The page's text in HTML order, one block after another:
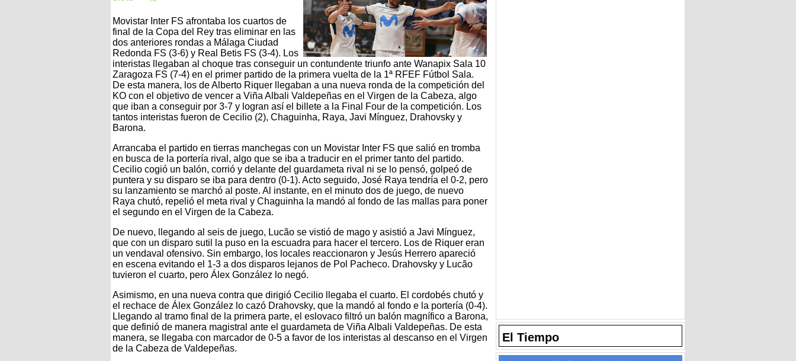
Movistar Inter FS afrontaba los cuartos de
final de la Copa del Rey tras eliminar en las
dos anteriores rondas a Málaga Ciudad
Redonda FS (3-6) y Real Betis FS (3-4). Los
interistas llegaban al choque tras conseguir un contundente triunfo ante Wanapix Sala 10
Zaragoza FS (7-4) en el primer partido de la primera vuelta de la 1ª RFEF Fútbol Sala.
De esta manera, los de Alberto Riquer llegaban a una nueva ronda de la competición del
KO con el objetivo de vencer a Viña Albali Valdepeñas en el Virgen de la Cabeza, algo
que iban a conseguir por 3-7 y logran así el billete a la Final Four de la competición. Los
tantos interistas fueron de Cecilio (2), Chaguinha, Raya, Javi Mínguez, Drahovsky y
Barona.
Arrancaba el partido en tierras manchegas con un Movistar Inter FS que salió en tromba
en busca de la portería rival, algo que se iba a traducir en el primer tanto del partido.
Cecilio cogió un balón, corrió y delante del guardameta rival ni se lo pensó, golpeó de
puntera y su disparo se iba para dentro (0-1). Acto seguido, José Raya tendría el 0-2, pero
su lanzamiento se marchó al poste. Al instante, en el minuto dos de juego, de nuevo
Raya chutó, repelió el meta rival y Chaguinha la mandó al fondo de las mallas para poner
el segundo en el Virgen de la Cabeza.
De nuevo, llegando al seis de juego, Lucão se vistió de mago y asistió a Javi Mínguez,
que con un disparo sutil la puso en la escuadra para hacer el tercero. Los de Riquer eran
un vendaval ofensivo. Sin embargo, los locales reaccionaron y Jesús Herrero apareció
en escena evitando el 1-3 a dos disparos lejanos de Pol Pacheco. Drahovsky y Lucão
tuvieron el cuarto, pero Álex González lo negó.
Asimismo, en una nueva contra que dirigió Cecilio llegaba el cuarto. El cordobés chutó y
el rechace de Álex González lo cazó Drahovsky, que la mandó al fondo e la portería (0-4).
Llegando al tramo final de la primera parte, el eslovaco filtró un balón magnífico a Barona,
que definió de manera magistral ante el guardameta de Viña Albali Valdepeñas. De esta
manera, se llegaba con marcador de 0-5 a favor de los interistas al descanso en el Virgen
de la Cabeza de Valdepeñas.
El Tiempo